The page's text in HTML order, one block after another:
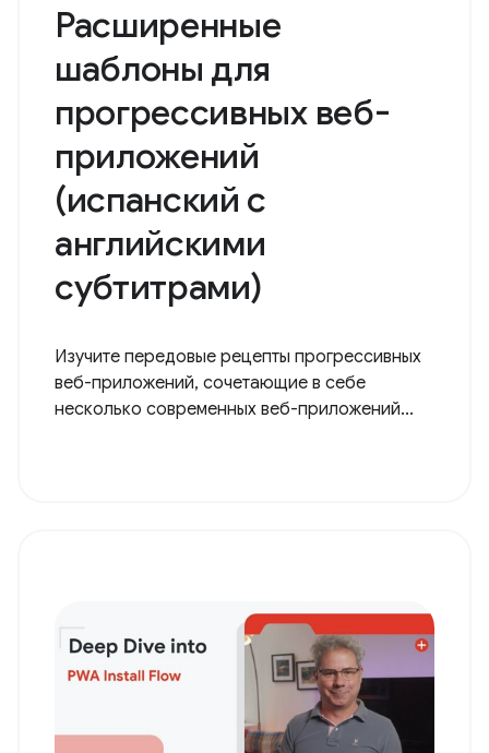
Расширенные
шаблоны для
прогрессивных веб-
приложений
(испанский с
английскими
субтитрами)
Изучите передовые рецепты прогрессивных
веб-приложений, сочетающие в себе
несколько современных веб-приложений...